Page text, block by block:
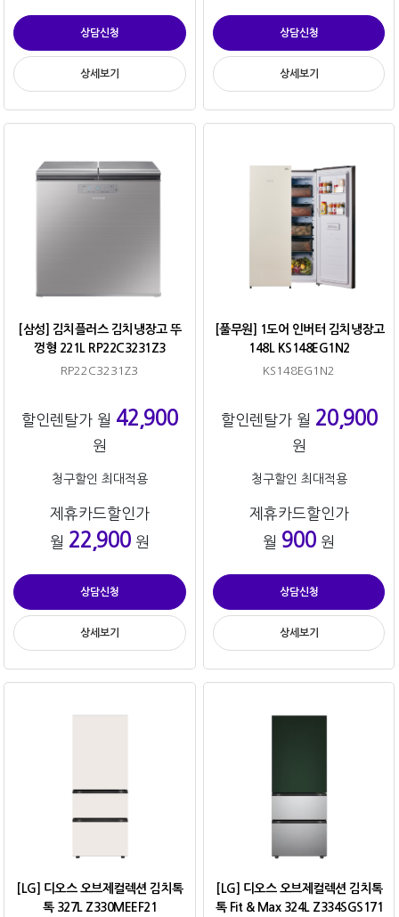
상담신청
상세보기
상담신청
상세보기
[삼성] 김치플러스 김치냉장고 뚜
껑형 221L RP22C3231Z3
RP22C3231Z3
할인렌탈가 월 42,900
원
청구할인 최대적용
제휴카드할인가
월 22,900원
상담신청
상세보기
[풀무원] 1도어 인버터 김치냉장고
148L KS148EG1N2
KS148EG1N2
할인렌탈가 월 20,900
원
청구할인 최대적용
제휴카드할인가
월 900 원
상담신청
상세보기
[LG] 디오스 오브제컬렉션 김치톡
톡 327L Z330MEEF21
[LG] 디오스 오브제컬렉션 김치톡
톡 Fit & Max 324L Z334SGS171